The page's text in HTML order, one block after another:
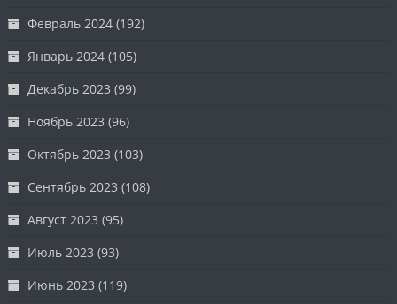
Февраль 2024 (192)
Январь 2024 (105)
Декабрь 2023 (99)
Ноябрь 2023 (96)
Октябрь 2023 (103)
Сентябрь 2023 (108)
Август 2023 (95)
Июль 2023 (93)
Июнь 2023 (119)